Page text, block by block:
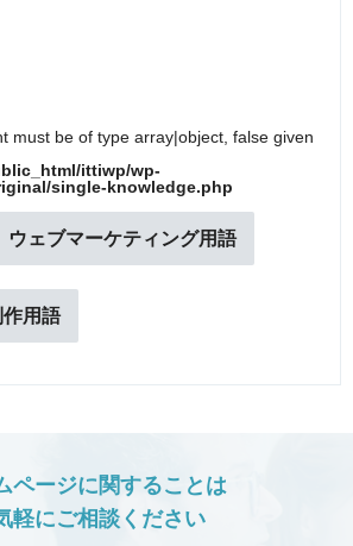
must be of type array|object, false given
ittiwp/wp-
single-knowledge.php
ウェブマーケティング用語
用語
ページに関することは
軽にご相談ください